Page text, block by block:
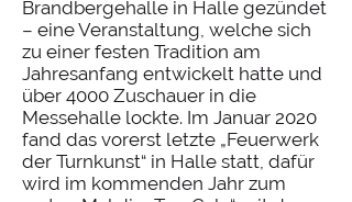
Brandbergehalle in Halle gezündet
– eine Veranstaltung, welche sich
zu einer festen Tradition am
Jahresanfang entwickelt hatte und
über 4000 Zuschauer in die
Messehalle lockte. Im Januar 2020
fand das vorerst letzte „Feuerwerk
der Turnkunst“ in Halle statt, dafür
wird im kommenden Jahr zum